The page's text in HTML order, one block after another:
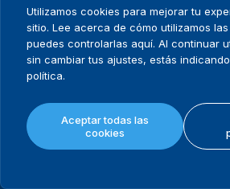
Qué hacemos
Dónde trabajamos
Publicaciones
Datos y herramientas
Términos y condiciones
Política de privacidad
Utilizamos cookies para mejorar tu
sitio. Lee acerca de cómo utilizamos
puedes controlarlas aquí. Al continuar
sin cambiar tus ajustes, estás
política.
Aceptar todas las
cookies